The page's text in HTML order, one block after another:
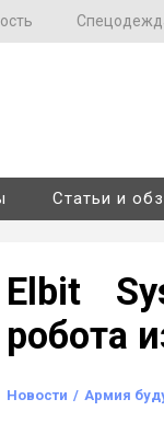
Статьи и
Elbit
робота
Новости / Армия